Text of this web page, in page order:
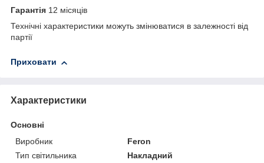
Гарантія 12 місяців
Технічні характеристики можуть змінюватися в залежності від
партії
Приховати
Характеристики
Основні
Виробник
Feron
Тип світильника
Накладний